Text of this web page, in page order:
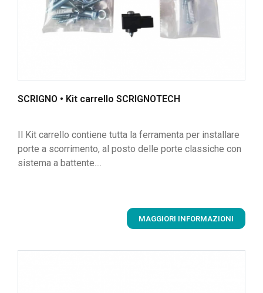
SCRIGNO • Kit carrello SCRIGNOTECH
Il Kit carrello contiene tutta la ferramenta per installare
porte a scorrimento, al posto delle porte classiche con
sistema a battente....
MAGGIORI INFORMAZIONI